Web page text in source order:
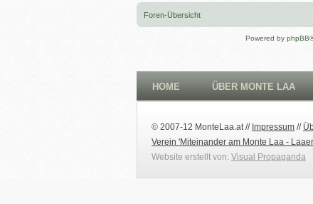
Foren-Übersicht
Powered by phpBB
HOME ÜBER MONTE LAA
© 2007-12 MonteLaa.at // Impressum //
Verein 'Miteinander am Monte Laa -
Website erstellt von: Visual Propaganda